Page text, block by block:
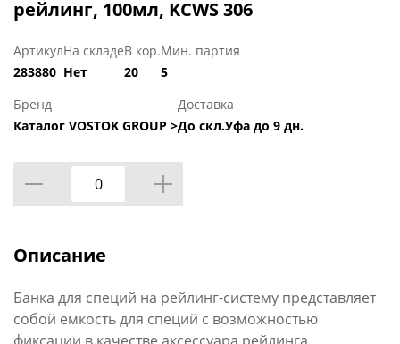
рейлинг, 100мл, KCWS 306
Артикул
283880
На складе
Нет
В кор.
20
Мин. партия
5
Бренд
Каталог VOSTOK GROUP >
Доставка
До скл.Уфа до 9 дн.
Описание
Банка для специй на рейлинг-систему представляет
собой емкость для специй с возможностью